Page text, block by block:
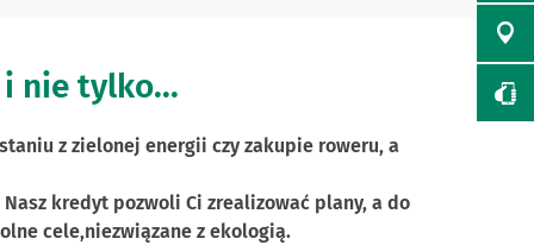
nie tylko...
z zielonej energii czy zakupie roweru, a
kredyt pozwoli Ci zrealizować plany, a do
cele,niezwiązane z ekologią.